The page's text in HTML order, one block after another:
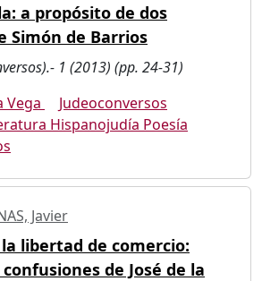
a propósito de dos
Simón de Barrios
1 (2013) (pp. 24-31)
Vega
Judeoconversos
Hispanojudía Poesía
Javier
libertad de comercio:
de José de la